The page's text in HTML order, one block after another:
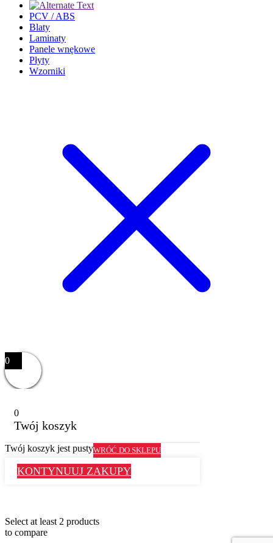
PCV / ABS
Blaty
Laminaty
Panele wnękowe
Płyty
Wzorniki
0
0
Twój koszyk
Twój koszyk jest pustyWRÓĆ DO SKLEPU
KONTYNUUJ ZAKUPY
Select at least 2 products
to compare